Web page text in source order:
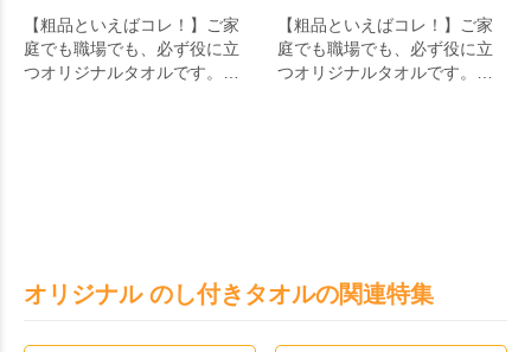
【粗品といえばコレ！】ご家
庭でも職場でも、必ず役に立
つオリジナルタオルです。タ
【粗品といえばコレ！】ご家
庭でも職場でも、必ず役に立
つオリジナルタオルです。タ
オリジナル のし付きタオルの関連特集